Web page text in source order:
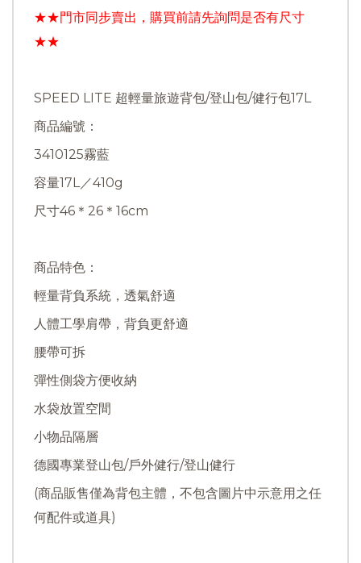
★★門市同步賣出，購買前請先詢問是否有尺寸
★★
SPEED LITE 超輕量旅遊背包/登山包/健行包17L
商品編號：
3410125霧藍
容量17L／410g
尺寸46＊26＊16cm
商品特色：
輕量背負系統，透氣舒適
人體工學肩帶，背負更舒適
腰帶可拆
彈性側袋方便收納
水袋放置空間
小物品隔層
德國專業登山包/戶外健行/登山健行
(商品販售僅為背包主體，不包含圖片中示意用之任
何配件或道具)